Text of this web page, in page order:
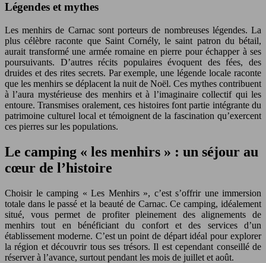
Légendes et mythes
Les menhirs de Carnac sont porteurs de nombreuses légendes. La
plus célèbre raconte que Saint Cornély, le saint patron du bétail,
aurait transformé une armée romaine en pierre pour échapper à ses
poursuivants. D’autres récits populaires évoquent des fées, des
druides et des rites secrets. Par exemple, une légende locale raconte
que les menhirs se déplacent la nuit de Noël. Ces mythes contribuent
à l’aura mystérieuse des menhirs et à l’imaginaire collectif qui les
entoure. Transmises oralement, ces histoires font partie intégrante du
patrimoine culturel local et témoignent de la fascination qu’exercent
ces pierres sur les populations.
Le camping « les menhirs » : un séjour au
cœur de l’histoire
Choisir le camping « Les Menhirs », c’est s’offrir une immersion
totale dans le passé et la beauté de Carnac. Ce camping, idéalement
situé, vous permet de profiter pleinement des alignements de
menhirs tout en bénéficiant du confort et des services d’un
établissement moderne. C’est un point de départ idéal pour explorer
la région et découvrir tous ses trésors. Il est cependant conseillé de
réserver à l’avance, surtout pendant les mois de juillet et août.